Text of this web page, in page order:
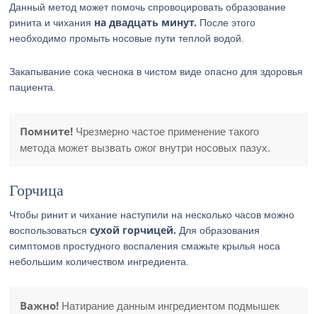
Данный метод может помочь спровоцировать образование
ринита и чихания на двадцать минут. После этого
необходимо промыть носовые пути теплой водой.
Закапывание сока чеснока в чистом виде опасно для здоровья
пациента.
Помните! Чрезмерно частое применение такого
метода может вызвать ожог внутри носовых пазух.
Горчица
Чтобы ринит и чихание наступили на несколько часов можно
воспользоватьсясухой горчицей. Для образования
симптомов простудного воспаления смажьте крылья носа
небольшим количеством ингредиента.
Важно! Натирание данным ингредиентом подмышек